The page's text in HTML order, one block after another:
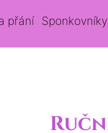
přání Sponkovníky